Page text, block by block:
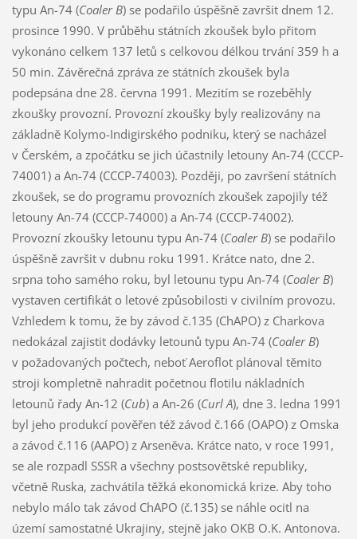
typu An-74 (Coaler B) se podařilo úspěšně završit dnem 12.
prosince 1990. V průběhu státních zkoušek bylo přitom
vykonáno celkem 137 letů s celkovou délkou trvání 359 h a
50 min. Závěrečná zpráva ze státních zkoušek byla
podepsána dne 28. června 1991. Mezitím se rozeběhly
zkoušky provozní. Provozní zkoušky byly realizovány na
základně Kolymo-Indigirského podniku, který se nacházel
v Čerském, a zpočátku se jich účastnily letouny An-74 (CCCP-
74001) a An-74 (CCCP-74003). Později, po završení státních
zkoušek, se do programu provozních zkoušek zapojily též
letouny An-74 (CCCP-74000) a An-74 (CCCP-74002).
Provozní zkoušky letounu typu An-74 (Coaler B) se podařilo
úspěšně završit v dubnu roku 1991. Krátce nato, dne 2.
srpna toho samého roku, byl letounu typu An-74 (Coaler B)
vystaven certifikát o letové způsobilosti v civilním provozu.
Vzhledem k tomu, že by závod č.135 (ChAPO) z Charkova
nedokázal zajistit dodávky letounů typu An-74 (Coaler B)
v požadovaných počtech, neboť Aeroflot plánoval těmito
stroji kompletně nahradit početnou flotilu nákladních
letounů řady An-12 (Cub) a An-26 (Curl A), dne 3. ledna 1991
byl jeho produkcí pověřen též závod č.166 (OAPO) z Omska
a závod č.116 (AAPO) z Arseněva. Krátce nato, v roce 1991,
se ale rozpadl SSSR a všechny postsovětské republiky,
včetně Ruska, zachvátila těžká ekonomická krize. Aby toho
nebylo málo tak závod ChAPO (č.135) se náhle ocitl na
území samostatné Ukrajiny, stejně jako OKB O.K. Antonova.